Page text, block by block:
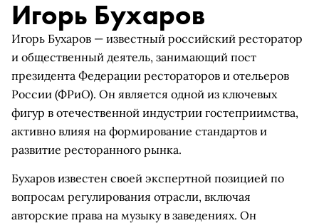
Игорь Бухаров
Игорь Бухаров — известный российский ресторатор
и общественный деятель, занимающий пост
президента Федерации рестораторов и отельеров
России (ФРиО). Он является одной из ключевых
фигур в отечественной индустрии гостеприимства,
активно влияя на формирование стандартов и
развитие ресторанного рынка.
Бухаров известен своей экспертной позицией по
вопросам регулирования отрасли, включая
авторские права на музыку в заведениях. Он